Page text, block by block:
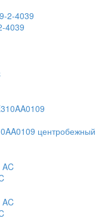
4039
центробежный